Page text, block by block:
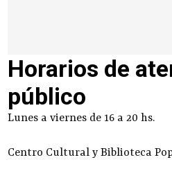
Horarios de
público
Lunes a viernes de 16 a 20 hs.
Centro Cultural y Biblioteca